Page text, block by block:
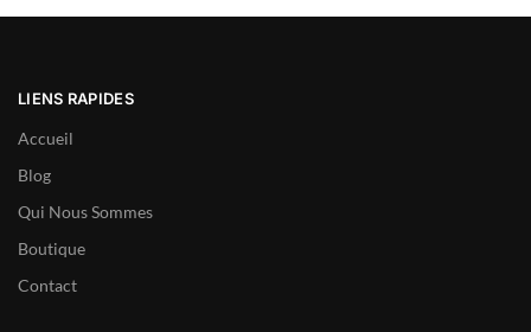
LIENS RAPIDES
Accueil
Blog
Qui Nous Sommes
Boutique
Contact